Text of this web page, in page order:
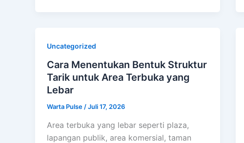
Uncategorized
Cara Menentukan Bentuk Struktur
Tarik untuk Area Terbuka yang
Lebar
Warta Pulse /Juli 17, 2026
Area terbuka yang lebar seperti plaza,
lapangan publik, area komersial, taman